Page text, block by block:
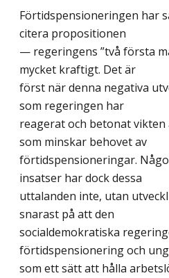
Förtidspensioneringen har
citera propositionen
— regeringens ”två första
mycket kraftigt. Det är
först när denna negativa
som regeringen har
reagerat och betonat
som minskar behovet av
förtidspensioneringar.
insatser har dock dessa
uttalanden inte, utan
snarast på att den
socialdemokratiska
förtidspensionering och
som ett sätt att hålla